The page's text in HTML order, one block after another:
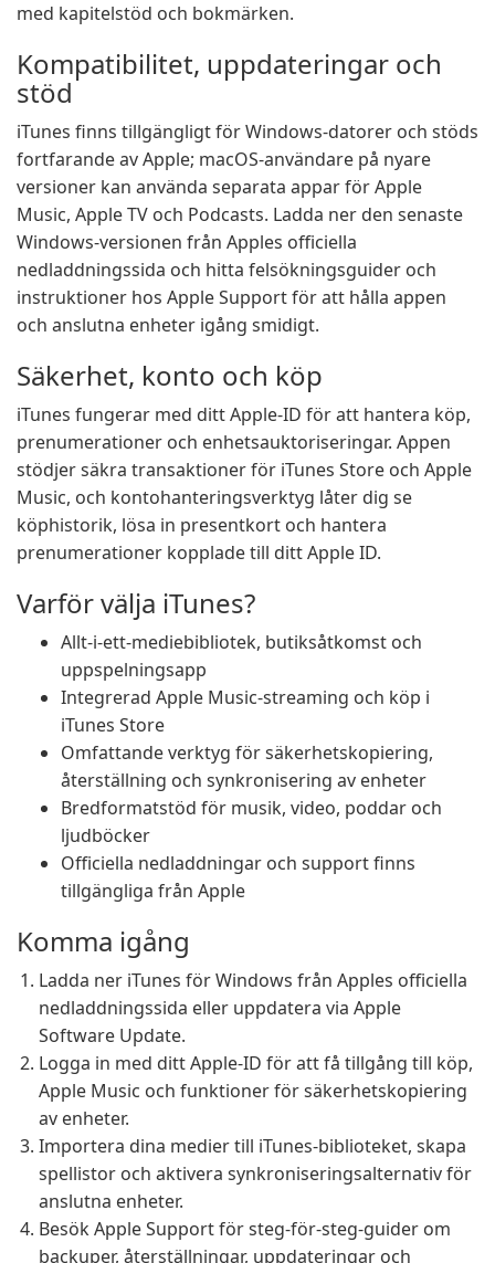
med kapitelstöd och bokmärken.
Kompatibilitet, uppdateringar och
stöd
iTunes finns tillgängligt för Windows-datorer och stöds
fortfarande av Apple; macOS-användare på nyare
versioner kan använda separata appar för Apple
Music, Apple TV och Podcasts. Ladda ner den senaste
Windows-versionen från Apples officiella
nedladdningssida och hitta felsökningsguider och
instruktioner hos Apple Support för att hålla appen
och anslutna enheter igång smidigt.
Säkerhet, konto och köp
iTunes fungerar med ditt Apple-ID för att hantera köp,
prenumerationer och enhetsauktoriseringar. Appen
stödjer säkra transaktioner för iTunes Store och Apple
Music, och kontohanteringsverktyg låter dig se
köphistorik, lösa in presentkort och hantera
prenumerationer kopplade till ditt Apple ID.
Varför välja iTunes?
Allt-i-ett-mediebibliotek, butiksåtkomst och
uppspelningsapp
Integrerad Apple Music-streaming och köp i
iTunes Store
Omfattande verktyg för säkerhetskopiering,
återställning och synkronisering av enheter
Bredformatstöd för musik, video, poddar och
ljudböcker
Officiella nedladdningar och support finns
tillgängliga från Apple
Komma igång
Ladda ner iTunes för Windows från Apples officiella
nedladdningssida eller uppdatera via Apple
Software Update.
Logga in med ditt Apple-ID för att få tillgång till köp,
Apple Music och funktioner för säkerhetskopiering
av enheter.
Importera dina medier till iTunes-biblioteket, skapa
spellistor och aktivera synkroniseringsalternativ för
anslutna enheter.
Besök Apple Support för steg-för-steg-guider om
backuper, återställningar, uppdateringar och